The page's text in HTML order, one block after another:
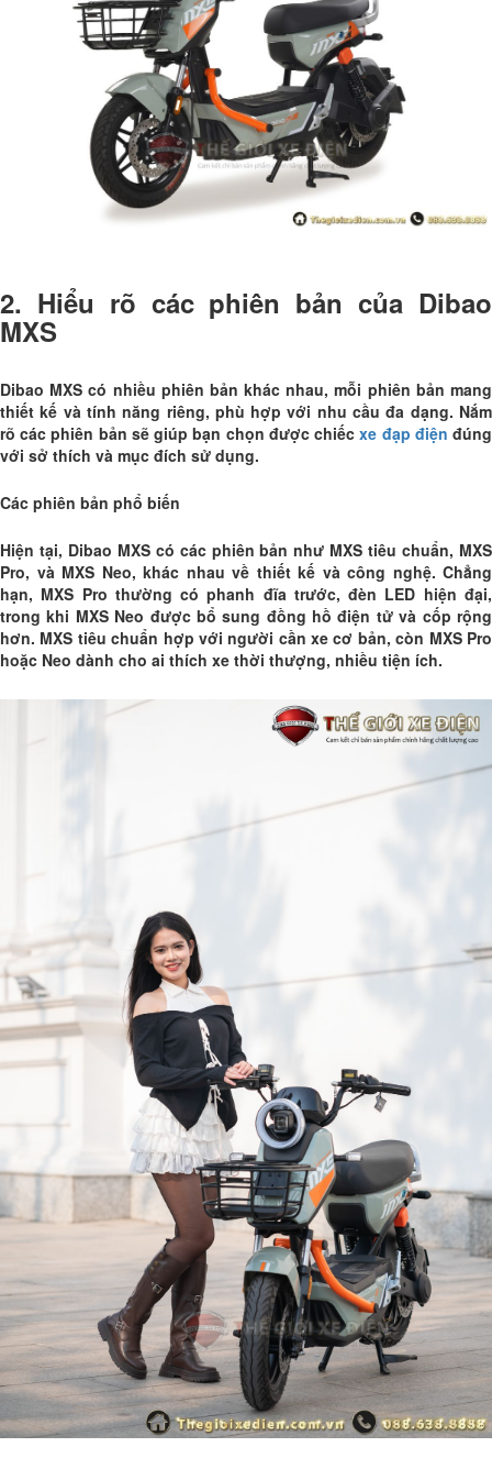
2. Hiểu rõ các phiên bản của Dibao
MXS
Dibao MXS có nhiều phiên bản khác nhau, mỗi phiên bản mang
thiết kế và tính năng riêng, phù hợp với nhu cầu đa dạng. Nắm
rõ các phiên bản sẽ giúp bạn chọn được chiếcxe đạp điện đúng
với sở thích và mục đích sử dụng.
Các phiên bản phổ biến
Hiện tại, Dibao MXS có các phiên bản như MXS tiêu chuẩn, MXS
Pro, và MXS Neo, khác nhau về thiết kế và công nghệ. Chẳng
hạn, MXS Pro thường có phanh đĩa trước, đèn LED hiện đại,
trong khi MXS Neo được bổ sung đồng hồ điện tử và cốp rộng
hơn. MXS tiêu chuẩn hợp với người cần xe cơ bản, còn MXS Pro
hoặc Neo dành cho ai thích xe thời thượng, nhiều tiện ích.